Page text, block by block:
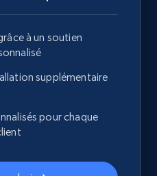
products by
Model number,
Manufacturer,
à un soutien
supplémentaire
pour chaque